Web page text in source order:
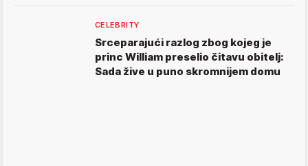
CELEBRITY
Srceparajući razlog zbog kojeg je
princ William preselio čitavu obitelj:
Sada žive u puno skromnijem domu